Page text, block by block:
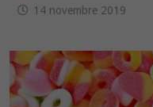
14 novembre 2019